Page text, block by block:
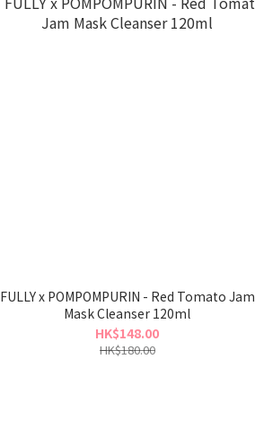
FULLY x POMPOMPURIN - Red Tomato Jam
Mask Cleanser 120ml
HK$148.00
HK$180.00